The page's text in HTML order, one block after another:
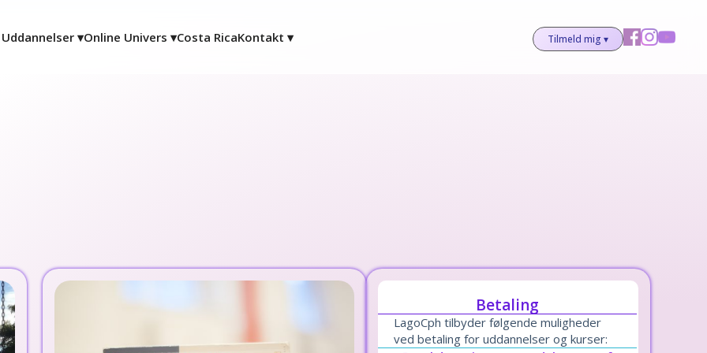
Uddannelser ▾Online Univers ▾Costa RicaKontakt ▾ Tilmeld mig ▾
Betaling
LagoCph tilbyder følgende muligheder
ved betaling for uddannelser og kurser: